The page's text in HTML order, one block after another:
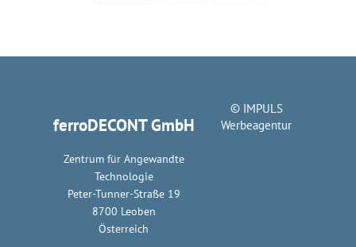
ferroDECONT GmbH
Zentrum für Angewandte
Technologie
Peter-Tunner-Straße 19
8700 Leoben
Österreich
© IMPULS
Werbeagentur